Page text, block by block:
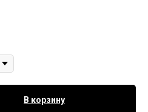
В корзину